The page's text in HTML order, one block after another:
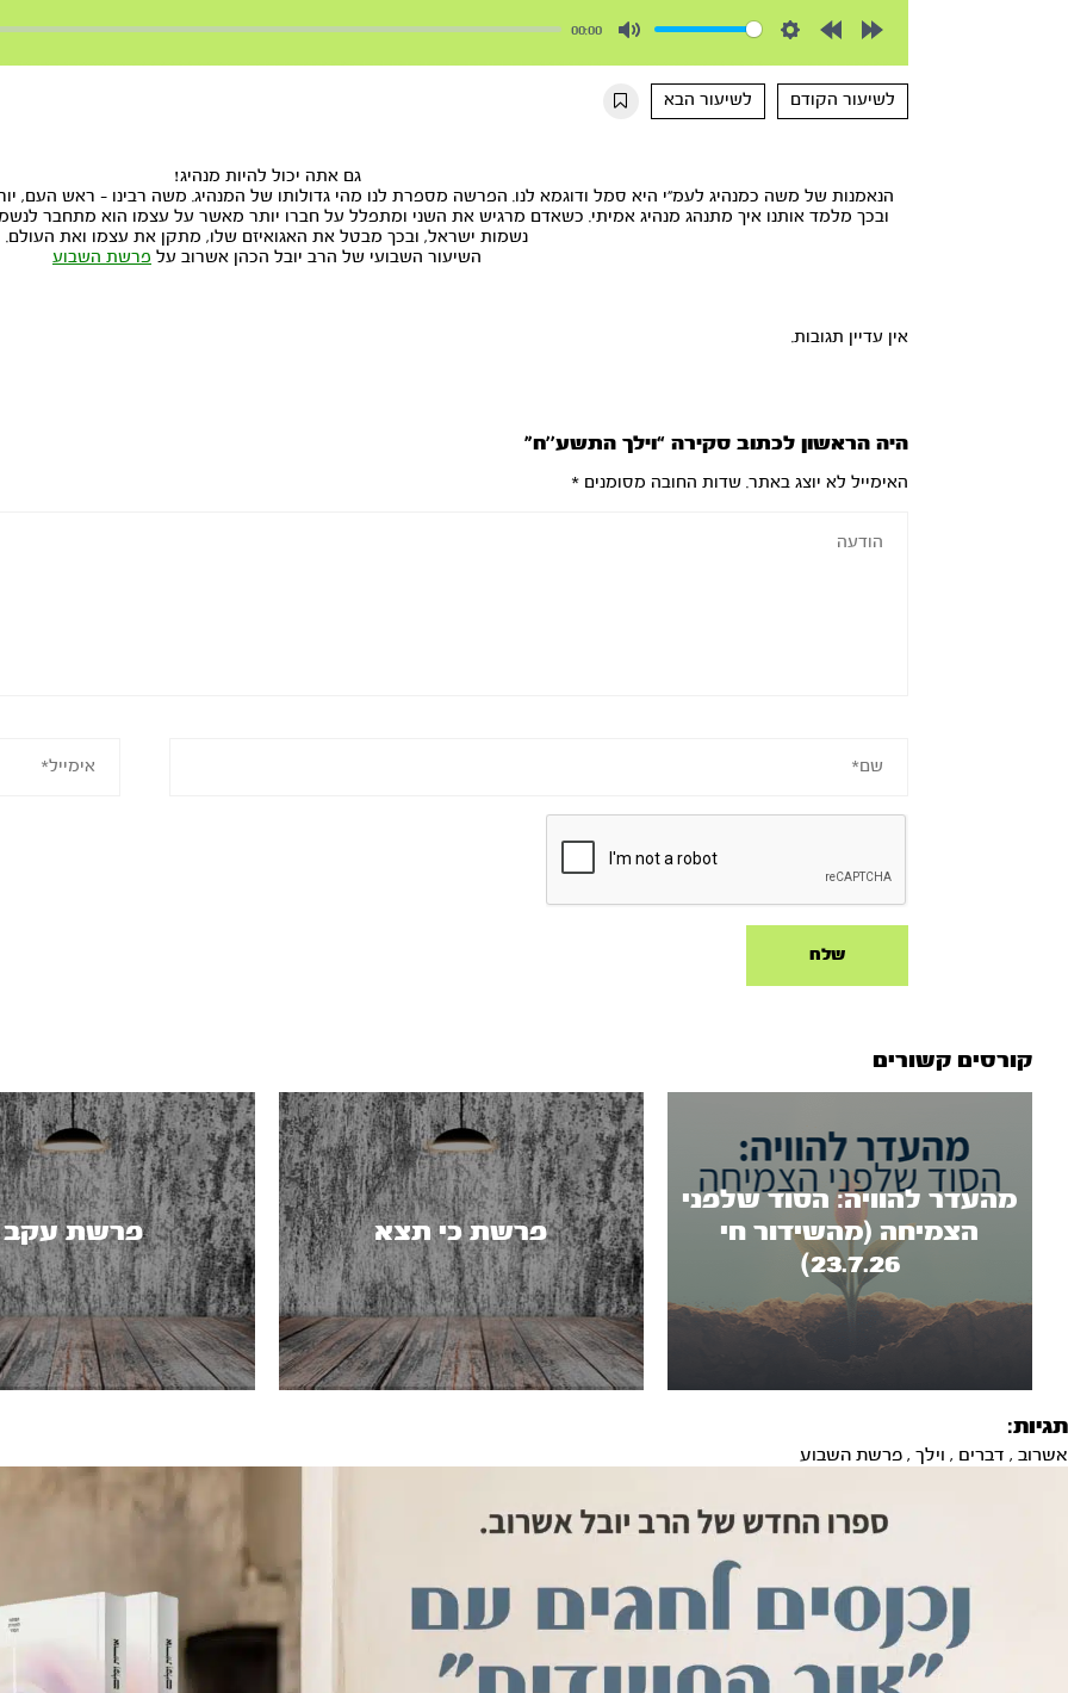
00:00
10s
10s
לשיעור הקודם
לשיעור הבא
גם אתה יכול להיות מנהיג!
הנאמנות של משה כמנהיג לעמ"י היא סמל ודוגמא לנו. הפרשה מספרת לנו מהי גדולותו של המנהיג. משה רבינו - ראש העם,
ובכך מלמד אותנו איך מתנהג מנהיג אמיתי. כשאדם מרגיש את השני ומתפלל על חברו יותר מאשר על עצמו הוא מתחבר
נשמות ישראל, ובכך מבטל את האגואיזם שלו, מתקן את עצמו ואת העולם.
השיעור השבועי של הרב יובל הכהן אשרוב על פרשת השבוע
אין עדיין תגובות.
היה הראשון לכתוב סקירה “וילך התשע’’ח”
האימייל לא יוצג באתר. שדות החובה מסומנים*
קורסים קשורים
מהעדר להוויה: הסוד שלפני
הצמיחה (מהשידור חי
23.7.26)
פרשת כי תצא פרשת עקב
תגיות:
אשרוב , דברים , וילך , פרשת השבוע